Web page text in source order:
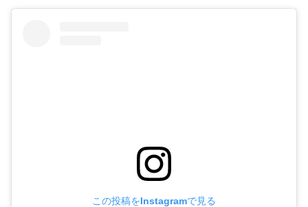
この投稿をInstagramで見る